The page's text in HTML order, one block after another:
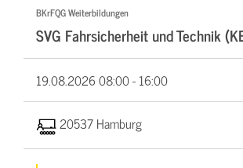
BKrFQG Weiterbildungen
SVG Fahrsicherheit und Technik
19.08.202608:00 - 16:00
20537 Hamburg